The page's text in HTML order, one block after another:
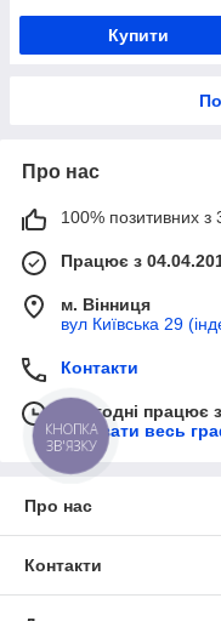
Купити
Про нас
100% позитивних з
Працює з
м. Вінниця
вул Київська 29
Контакти
Сьогодні працює
Показати весь
Про нас
Контакти
КНОПКА
ЗВ'ЯЗКУ